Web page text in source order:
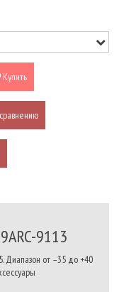
Купить
9113
Диапазон от –35 до +40